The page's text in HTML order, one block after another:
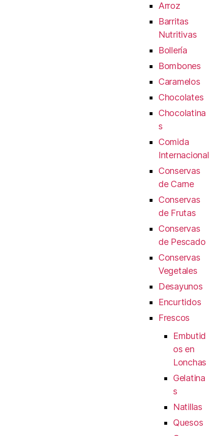
Arroz
Barritas
Nutritivas
Bollería
Bombones
Caramelos
Chocolates
Chocolatina
s
Comida
Internacional
Conservas
de Carne
Conservas
de Frutas
Conservas
de Pescado
Conservas
Vegetales
Desayunos
Encurtidos
Frescos
Embutid
os en
Lonchas
Gelatina
s
Natillas
Quesos